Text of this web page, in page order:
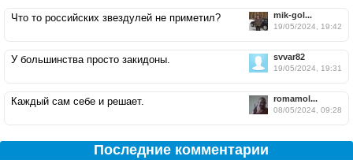
mik-gol...
19/05/2024, 19:42
Что то российских звездулей не приметил?
svvar82
19/05/2024, 19:31
У большинства просто закидоны.
romamol...
08/05/2024, 09:28
Каждый сам себе и решает.
Последние комментарии